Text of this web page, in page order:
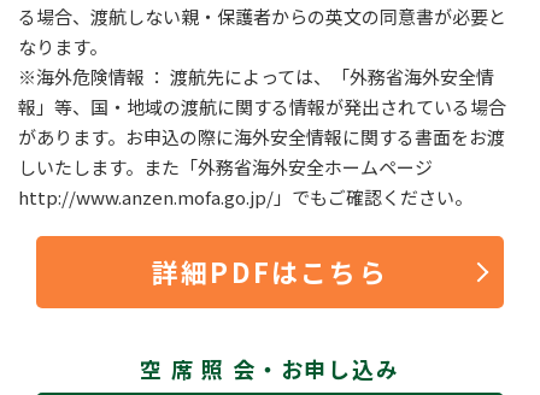
る場合、渡航しない親・保護者からの英文の同意書が必要と
なります。
※海外危険情報 ： 渡航先によっては、「外務省海外安全情
報」等、国・地域の渡航に関する情報が発出されている場合
があります。お申込の際に海外安全情報に関する書面をお渡
しいたします。また「外務省海外安全ホームページ
http://www.anzen.mofa.go.jp/」でもご確認ください。
詳細PDFはこちら
空 席 照 会・お申し込み